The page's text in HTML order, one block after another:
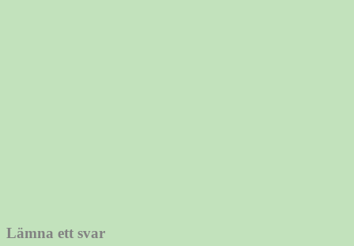
Lämna ett svar